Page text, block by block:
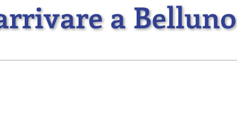
a Belluno